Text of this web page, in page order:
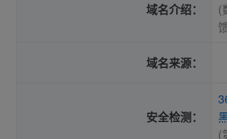
域名介绍：
(
域名来源：
安全检测：
(